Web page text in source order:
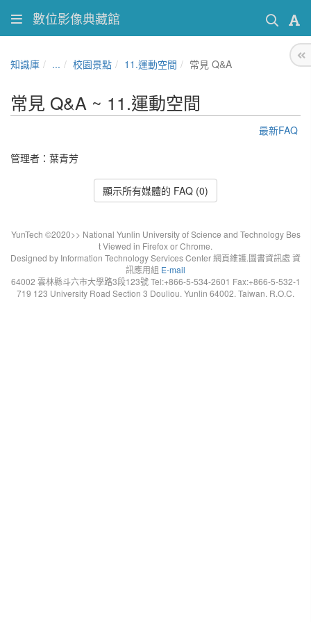
數位影像典藏館
知識庫 ... 校園景點 11.運動空間 常見 Q&A
常見 Q&A ~ 11.運動空間
最新FAQ
管理者：葉青芳
顯示所有媒體的 FAQ (0)
YunTech ©2020>> National Yunlin University of Science and Technology Bes
t Viewed in Firefox or Chrome.
Designed by Information Technology Services Center 網頁維護.圖書資訊處 資
訊應用組 E-mail
64002 雲林縣斗六市大學路3段123號 Tel:+866-5-534-2601 Fax:+866-5-532-1
719 123 University Road Section 3 Douliou. Yunlin 64002. Taiwan. R.O.C.